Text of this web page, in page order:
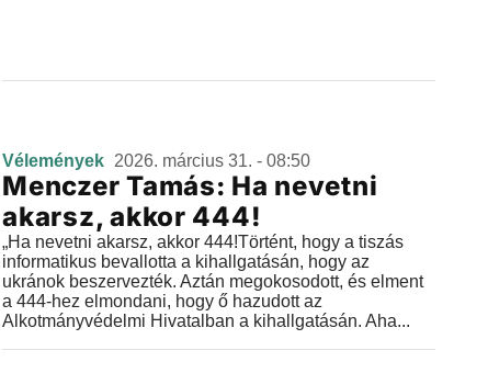
Vélemények 2026. március 31. - 08:50
Menczer Tamás: Ha nevetni
akarsz, akkor 444!
„Ha nevetni akarsz, akkor 444!Történt, hogy a tiszás
informatikus bevallotta a kihallgatásán, hogy az
ukránok beszervezték. Aztán megokosodott, és elment
a 444-hez elmondani, hogy ő hazudott az
Alkotmányvédelmi Hivatalban a kihallgatásán. Aha...